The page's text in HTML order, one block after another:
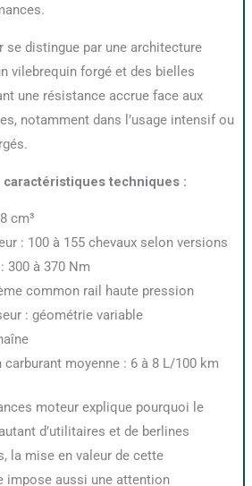
vilebrequin forgé et des bielles
une résistance accrue face aux
notamment dans l’usage intensif ou
caractéristiques techniques :
cm³
: 100 à 155 chevaux selon versions
300 à 370 Nm
common rail haute pression
: géométrie variable
carburant moyenne : 6 à 8 L/100 km
d’utilitaires et de berlines
la mise en valeur de cette
impose aussi une attention